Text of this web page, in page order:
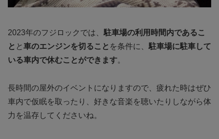
2023年のフジロックでは、 駐車場の利用時間内であるこ
と と 車のエンジンを切ること を条件に、 駐車場に駐車して
いる車内で休むことができます。
長時間の屋外のイベントになりますので、疲れた時はぜひ
車内で仮眠を取ったり、好きな音楽を聴いたりしながら体
力を温存してくださいね。